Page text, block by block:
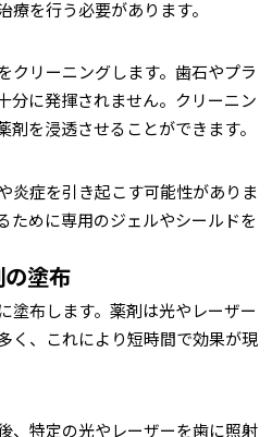
を行う必要があります。
クリーニングします。歯石やプラ
分に発揮されません。クリーニン
を浸透させることができます。
炎症を引き起こす可能性がありま
ために専用のジェルやシールドを
塗布
塗布します。薬剤は光やレーザー
く、これにより短時間で効果が現
、特定の光やレーザーを歯に照射